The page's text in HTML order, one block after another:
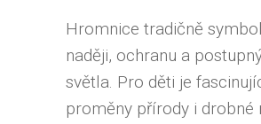
Hromnice tradičně
naději, ochranu a
světla. Pro děti je
proměny přírody i drobné